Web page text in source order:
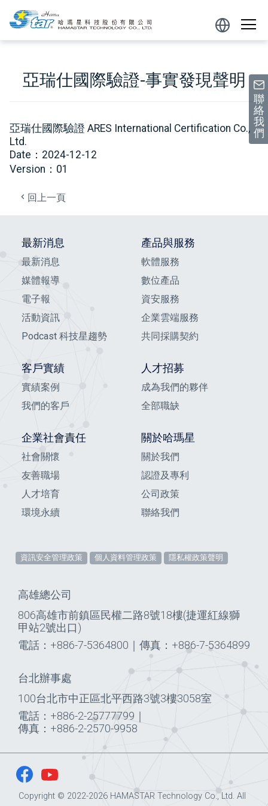
跳到主要內容區塊
聯
絡
我
們
Powered
by
亞瑞仕國際驗證-事實發現聲明
亞瑞仕國際驗證 ARES International Certification Co.,
Ltd.
Date：2024-12-12
Version：01
回上一頁
最新消息
最新消息
媒體報導
電子報
活動資訊
Podcast 科技星趨勢
產品與服務
軟體服務
數位產品
資安服務
企業雲端服務
共同採購契約
客戶實績
實績案例
我們的客戶
人才招募
成為我們的夥伴
全部職缺
企業社會責任
社會關懷
友善職場
人才培育
環境永續
關於哈瑪星
關於我們
認證及專利
公司政策
聯絡我們
資訊安全管理政策 個人資料管理政策 隱私權政策聲明
高雄總公司
806高雄市前鎮區民權二路8號18樓(捷運紅線獅
甲站2號出口)
電話：+886-7-5364800 ｜ 傳真：+886-7-5364899
台北辦事處
100台北市中正區北平西路3號3樓3058室
電話：+886-2-25777799 ｜
傳真：+886-2-2570-9958
Copyright © 2022-2026 HAMASTAR Technology Co., Ltd. All